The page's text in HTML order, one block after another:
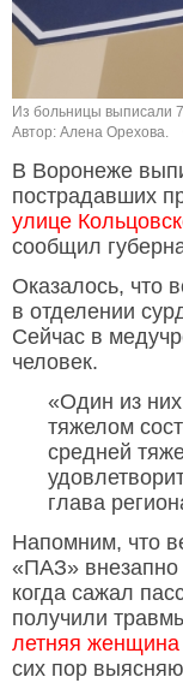
Из больницы выписали
Автор: Алена Орехова.
В Воронеже
пострадавших
улице
сообщил
Оказалось, что
в отделении
Сейчас в
человек.
«Один из
тяжелом
средней
глава
Напомним, что
«ПАЗ» внезапно
когда сажал
получили
летняя женщина
сих пор